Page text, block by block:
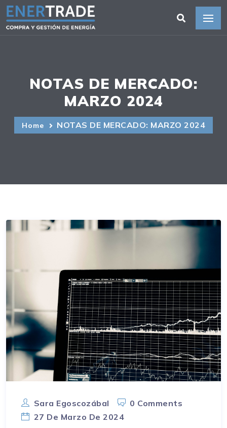
NOTAS DE MERCADO:
MARZO 2024
Home NOTAS DE MERCADO: MARZO 2024
Sara Egoscozábal
0 Comments
27 De Marzo De 2024